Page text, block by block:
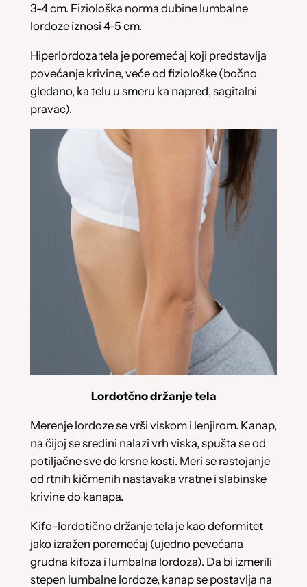
3-4 cm. Fiziološka norma dubine lumbalne
lordoze iznosi 4-5 cm.
Hiperlordoza tela je poremećaj koji predstavlja
povećanje krivine, veće od fiziološke (bočno
gledano, ka telu u smeru ka napred, sagitalni
pravac).
Lordotčno držanje tela
Merenje lordoze se vrši viskom i lenjirom. Kanap,
na čijoj se sredini nalazi vrh viska, spušta se od
potiljačne sve do krsne kosti. Meri se rastojanje
od rtnih kičmenih nastavaka vratne i slabinske
krivine do kanapa.
Kifo-lordotično držanje tela je kao deformitet
jako izražen poremećaj (ujedno pevećana
grudna kifoza i lumbalna lordoza). Da bi izmerili
stepen lumbalne lordoze, kanap se postavlja na